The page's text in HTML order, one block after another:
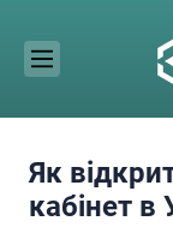
content
Як
кабінет в